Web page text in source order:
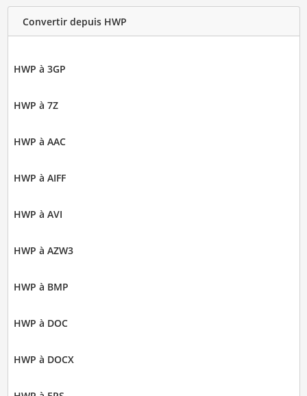
Convertir depuis HWP
HWP à 3GP
HWP à 7Z
HWP à AAC
HWP à AIFF
HWP à AVI
HWP à AZW3
HWP à BMP
HWP à DOC
HWP à DOCX